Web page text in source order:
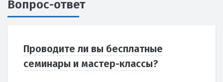
Вопрос-ответ
Проводите ли вы бесплатные
семинары и мастер-классы?